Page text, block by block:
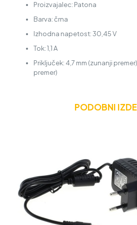
Proizvajalec: Patona
Barva: črna
Izhodna napetost: 30,45 V
Tok: 1,1 A
Priključek: 4,7 mm (zunanji
premer)
PODOBNI